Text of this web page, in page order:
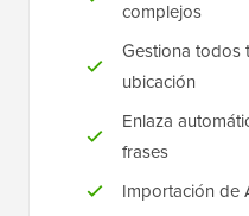
complejos
Gestiona todos
ubicación
Enlaza
frases
Importación de